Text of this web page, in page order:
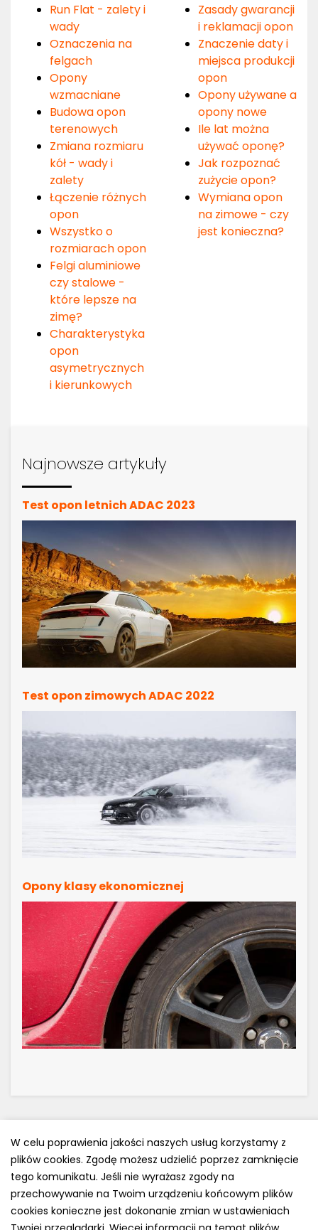
Run Flat - zalety i
wady
Oznaczenia na
felgach
Opony
wzmacniane
Budowa opon
terenowych
Zmiana rozmiaru
kół - wady i
zalety
Łączenie różnych
opon
Wszystko o
rozmiarach opon
Felgi aluminiowe
czy stalowe -
które lepsze na
zimę?
Charakterystyka
opon
asymetrycznych
i kierunkowych
Zasady gwarancji
i reklamacji opon
Znaczenie daty i
miejsca produkcji
opon
Opony używane a
opony nowe
Ile lat można
używać oponę?
Jak rozpoznać
zużycie opon?
Wymiana opon
na zimowe - czy
jest konieczna?
Najnowsze artykuły
Test opon letnich ADAC 2023
Test opon zimowych ADAC 2022
Opony klasy ekonomicznej
Polityka prywatności
e-mail: kontakt@opony.com.pl
Copyright © 2000-2023 Opony.com.pl
W celu poprawienia jakości naszych usług korzystamy z
plików cookies. Zgodę możesz udzielić poprzez zamknięcie
tego komunikatu. Jeśli nie wyrażasz zgody na
przechowywanie na Twoim urządzeniu końcowym plików
cookies konieczne jest dokonanie zmian w ustawieniach